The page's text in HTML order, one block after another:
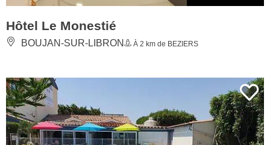
Hôtel Le Monestié
BOUJAN-SUR-LIBRON À 2 km de BEZIERS